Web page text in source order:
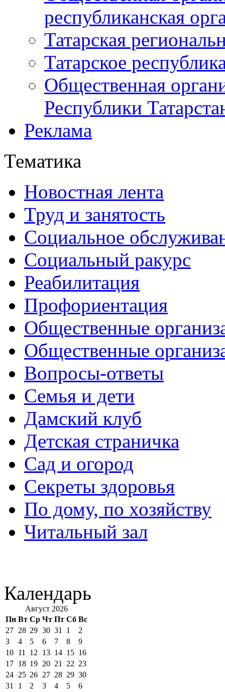
республиканская
Татарская
Татарское
Общественная
Республики
Реклама
Тематика
Новостная лента
Труд и занятость
Социальное
Социальный ракурс
Реабилитация
Профориентация
Общественные
Общественные
Вопросы-ответы
Семья и дети
Дамский клуб
Детская страничка
Сад и огород
Секреты здоровья
По дому, по хозяйству
Читальный зал
Календарь
Август 2026
Пн Вт Ср Чт Пт Сб Вс
27 28 29 30 31 1
2
3
4 5 6 7 8
9
10 11 12 13 14 15 16
17 18 19 20 21 22 23
24 25 26 27 28 29 30
31
1 2 3 4 5 6